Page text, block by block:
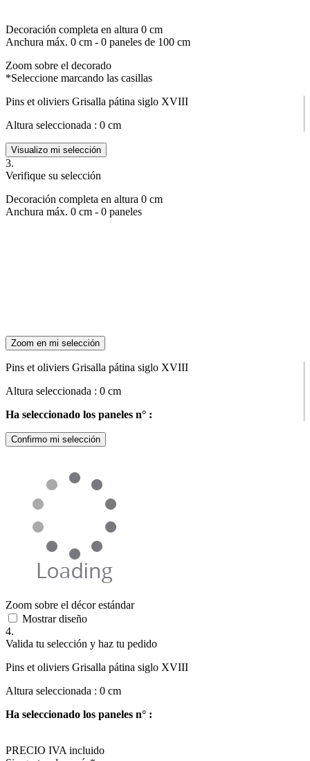
Decoración completa en altura 0 cm
Anchura máx. 0 cm - 0 paneles de 100 cm
Zoom sobre el decorado
*Seleccione marcando las casillas
Pins et oliviers Grisalla pátina siglo XVIII
Altura seleccionada : 0 cm
Visualizo mi selección
3.
Verifique su selección
Decoración completa en altura 0 cm
Anchura máx. 0 cm - 0 paneles
Zoom en mi selección
Pins et oliviers Grisalla pátina siglo XVIII
Altura seleccionada : 0 cm
Ha seleccionado los paneles n° :
Confirmo mi selección
Zoom sobre el décor estándar
Mostrar diseño
4.
Valida tu selección y haz tu pedido
Pins et oliviers Grisalla pátina siglo XVIII
Altura seleccionada : 0 cm
Ha seleccionado los paneles n° :
PRECIO IVA incluido